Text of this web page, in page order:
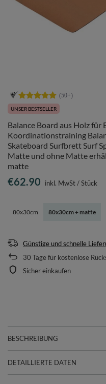
UNSER BESTSELLER
Balance Board aus Holz für
Koordinationstraining
Skateboard Surfbrett Surf
Matte und ohne Matte
matte
80x30cm 80x30cm + matte
€62.90 inkl. MwSt/Stück
Günstige und schnelle
30 Tage für kostenlose
Sicher einkaufen
BESCHREIBUNG
DETAILLIERTE DATEN